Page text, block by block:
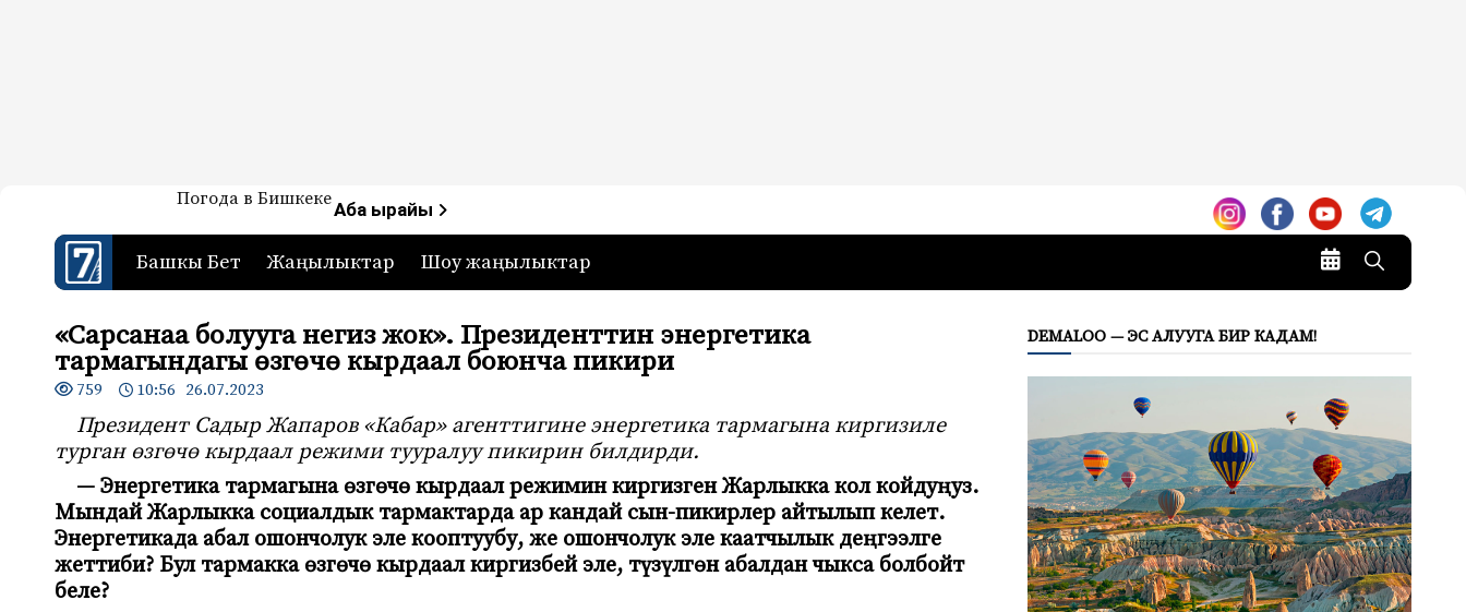
7-канал. Жаңылыктар — Кыргызстан
Жаңылыктар — Кыргызстан
Погода в БишкекеАба ырайы
Башкы Бет Жаңылыктар Шоу жаңылыктар
«Сарсанаа болууга негиз жок». Президенттин энергетика
тармагындагы өзгөчө кырдаал боюнча пикири
759 10:56 26.07.2023
Президент Садыр Жапаров «Кабар» агенттигине энергетика тармагына киргизиле
турган өзгөчө кырдаал режими тууралуу пикирин билдирди.
— Энергетика тармагына өзгөчө кырдаал режимин киргизген Жарлыкка кол койдуңуз.
Мындай Жарлыкка социалдык тармактарда ар кандай сын-пикирлер айтылып келет.
Энергетикада абал ошончолук эле кооптуубу, же ошончолук эле каатчылык деңгээлге
жеттиби? Бул тармакка өзгөчө кырдаал киргизбей эле, түзүлгөн абалдан чыкса болбойт
беле?
DEMALOO — ЭС АЛУУГА БИР КАДАМ!